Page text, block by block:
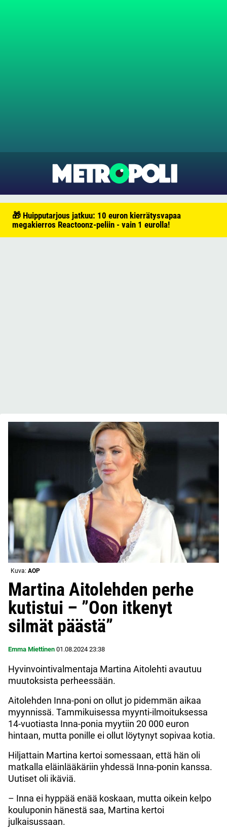
🎁 Huipputarjous jatkuu: 10 euron kierrätysvapaa
megakierros Reactoonz-peliin - vain 1 eurolla!
Kuva: AOP
Martina Aitolehden perhe
kutistui – ”Oon itkenyt
silmät päästä”
Emma Miettinen 01.08.2024 23:38
Hyvinvointivalmentaja Martina Aitolehti avautuu
muutoksista perheessään.
Aitolehden Inna-poni on ollut jo pidemmän aikaa
myynnissä. Tammikuisessa myynti-ilmoituksessa
14-vuotiasta Inna-ponia myytiin 20 000 euron
hintaan, mutta ponille ei ollut löytynyt sopivaa kotia.
Hiljattain Martina kertoi somessaan, että hän oli
matkalla eläinlääkäriin yhdessä Inna-ponin kanssa.
Uutiset oli ikäviä.
– Inna ei hyppää enää koskaan, mutta oikein kelpo
kouluponin hänestä saa, Martina kertoi
julkaisussaan.